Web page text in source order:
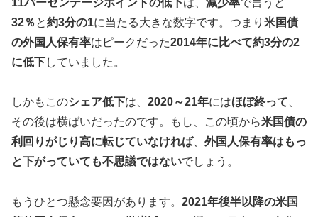
32％ と約3分の1に当たる大きな数字です。つまり 米国債
の外国人保有率はピークだった2014年に比べて約3分の2
に低下していました。
しかもこのシェア低下は、 2020～21年にはほぼ終って
その後は横ばいだったのです。もし、この頃から米国債の
利回りがじり高に転じていなければ、 外国人保有率はもっ
と下がっていても不思議ではないでしょう。
もうひとつ懸念要因があります。 2021年後半以降の米国